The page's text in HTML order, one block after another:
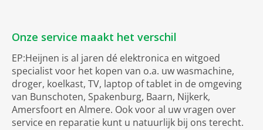
Onze service maakt het verschil
EP:Heijnen is al jaren dé elektronica en witgoed
specialist voor het kopen van o.a. uw wasmachine,
droger, koelkast, TV, laptop of tablet in de omgeving
van Bunschoten, Spakenburg, Baarn, Nijkerk,
Amersfoort en Almere. Ook voor al uw vragen over
service en reparatie kunt u natuurlijk bij ons terecht.